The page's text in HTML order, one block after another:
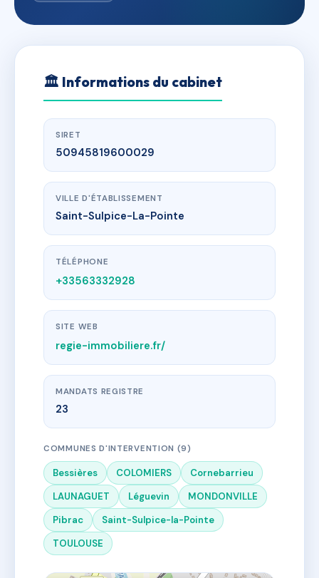
🏛 Informations du cabinet
SIRET
50945819600029
VILLE D'ÉTABLISSEMENT
Saint-Sulpice-La-Pointe
TÉLÉPHONE
+33563332928
SITE WEB
regie-immobiliere.fr/
MANDATS REGISTRE
23
COMMUNES D'INTERVENTION (9)
Bessières COLOMIERS
Cornebarrieu
LAUNAGUET
Léguevin
MONDONVILLE
Pibrac
Saint-Sulpice-la-Pointe
TOULOUSE